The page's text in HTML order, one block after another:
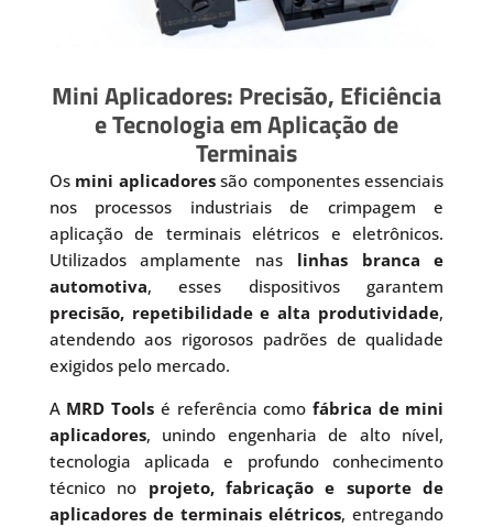
Mini Aplicadores: Precisão, Eficiência
e Tecnologia em Aplicação de
Terminais
Os mini aplicadoressão componentes essenciais
nos processos industriais de crimpagem e
aplicação de terminais elétricos e eletrônicos.
Utilizados amplamente nas linhas branca e
automotiva, esses dispositivos garantem
precisão, repetibilidade e alta produtividade,
atendendo aos rigorosos padrões de qualidade
exigidos pelo mercado.
A MRD Tools é referência como fábrica de mini
aplicadores, unindo engenharia de alto nível,
tecnologia aplicada e profundo conhecimento
técnico no projeto, fabricação e suporte de
aplicadores de terminais elétricos, entregando